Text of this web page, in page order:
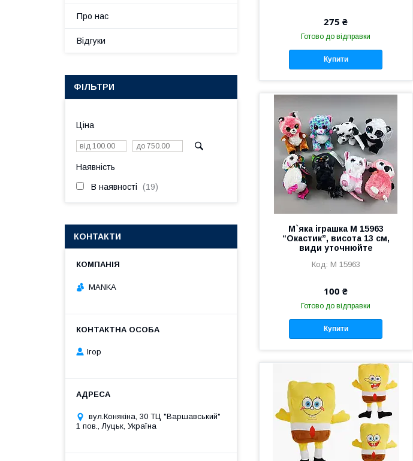
275 ₴
Готово до відправки
Купити
М`яка іграшка M 15963
“Окастик”, висота 13 см,
види уточнюйте
M 15963
100 ₴
Готово до відправки
Купити
Про нас
Відгуки
ФІЛЬТРИ
Ціна
Наявність
В наявності 19
КОНТАКТИ
MANKA
Ігор
вул.Конякіна, 30 ТЦ "Варшавський"
1 пов., Луцьк, Україна